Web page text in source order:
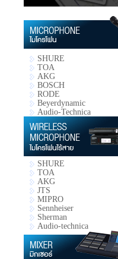
SHURE
TOA
AKG
BOSCH
RODE
Beyerdynamic
Audio-Technica
SHURE
TOA
AKG
JTS
MIPRO
Sennheiser
Sherman
Audio-technica